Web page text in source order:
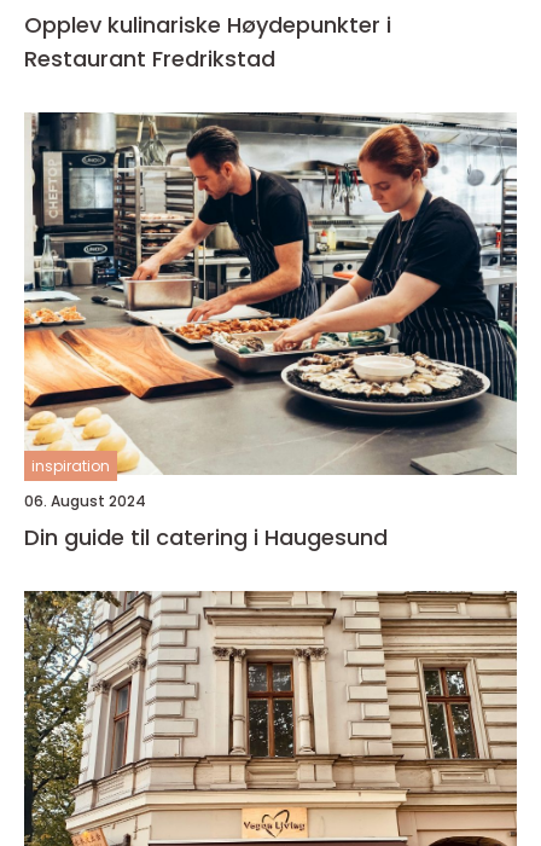
Opplev kulinariske Høydepunkter i
Restaurant Fredrikstad
inspiration
06. August 2024
Din guide til catering i Haugesund